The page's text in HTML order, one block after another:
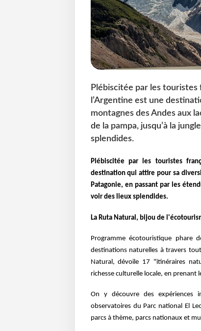
Plébiscitée par les touristes
l’Argentine est une
montagnes des Andes aux
de la pampa, jusqu’à la
splendides.
Plébiscitée par les touristes
destination qui attire pour sa
Patagonie, en passant par les
voir des lieux splendides.
La Ruta Natural, bijou de
Programme écotouristique
destinations naturelles à travers
Natural, dévoile 17 "itinéraires
richesse culturelle locale, en
On y découvre des expériences
observatoires du Parc national El
parcs à thème, parcs nationaux et